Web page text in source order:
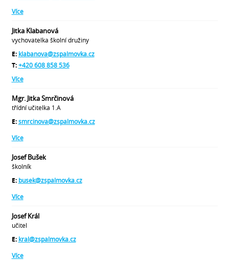
Více
Jitka Klabanová
vychovatelka školní družiny
E: klabanova@zspalmovka.cz
T:+420 608 858 536
Více
Mgr. Jitka Smrčinová
třídní učitelka 1.A
E:smrcinova@zspalmovka.cz
Více
Josef Bušek
školník
E: busek@zspalmovka.cz
Více
Josef Král
učitel
E: kral@zspalmovka.cz
Více